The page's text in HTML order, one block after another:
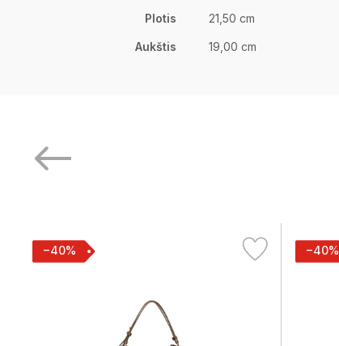
Plotis 21,50 cm
Aukštis 19,00 cm
−40% −40%